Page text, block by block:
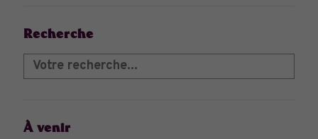
Recherche
À venir